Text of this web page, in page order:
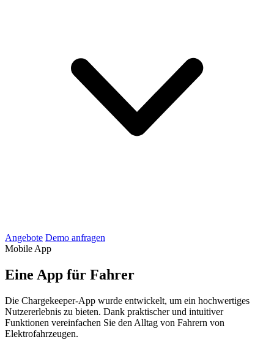
Angebote Demo anfragen
Mobile App
Eine App für Fahrer
Die Chargekeeper-App wurde entwickelt, um ein hochwertiges
Nutzererlebnis zu bieten. Dank praktischer und intuitiver
Funktionen vereinfachen Sie den Alltag von Fahrern von
Elektrofahrzeugen.